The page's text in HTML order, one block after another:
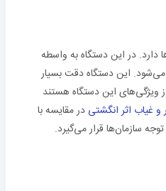
در این دستگاه به واسطه
این دستگاه دقت بسیار
ویژگی‌های این دستگاه هستند
غیاب اثر انگشتی در مقایسه با
سازمان‌ها قرار می‌گیرد.